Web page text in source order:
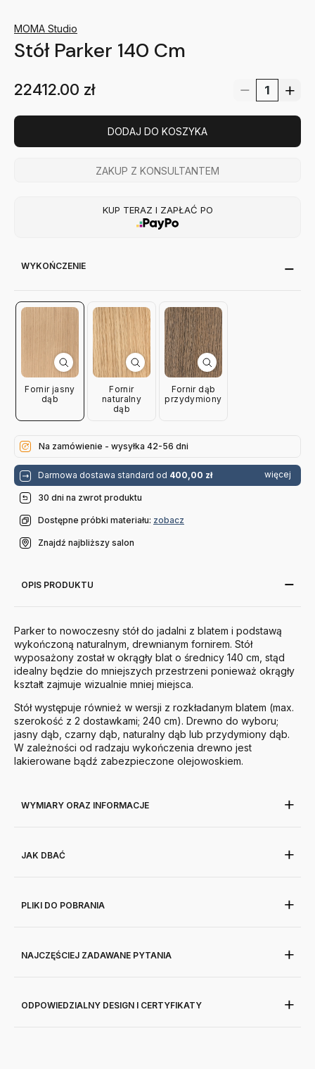
MOMA Studio
Stół Parker 140 Cm
22412.00 zł
DODAJ DO KOSZYKA
ZAKUP Z KONSULTANTEM
KUP TERAZ I ZAPŁAĆ PO
WYKOŃCZENIE
Fornir jasny
dąb
Fornir
naturalny
dąb
Fornir dąb
przydymiony
Na zamówienie - wysyłka 42-56 dni
Darmowa dostawa standard od 400,00 zł więcej
30 dni na zwrot produktu
Dostępne próbki materiału: zobacz
Znajdź najbliższy salon
OPIS PRODUKTU
Parker to nowoczesny stół do jadalni z blatem i podstawą
wykończoną naturalnym, drewnianym fornirem. Stół
wyposażony został w okrągły blat o średnicy 140 cm, stąd
idealny będzie do mniejszych przestrzeni ponieważ okrągły
kształt zajmuje wizualnie mniej miejsca.
Stół występuje również w wersji z rozkładanym blatem (max.
szerokość z 2 dostawkami; 240 cm). Drewno do wyboru;
jasny dąb, czarny dąb, naturalny dąb lub przydymiony dąb.
W zależności od radzaju wykończenia drewno jest
lakierowane bądź zabezpieczone olejowoskiem.
WYMIARY ORAZ INFORMACJE
JAK DBAĆ
PLIKI DO POBRANIA
NAJCZĘŚCIEJ ZADAWANE PYTANIA
ODPOWIEDZIALNY DESIGN I CERTYFIKATY